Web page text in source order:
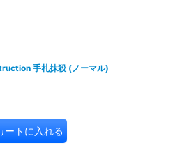
手札抹殺 (ノーマル)
ートに入れる